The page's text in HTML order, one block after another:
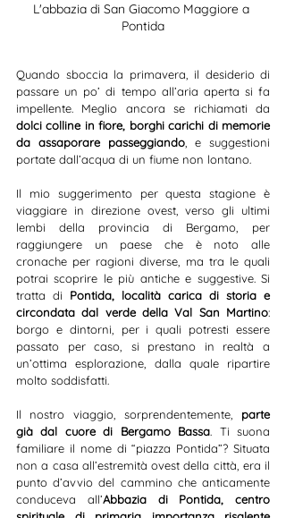
L'abbazia di San Giacomo Maggiore a
Pontida
Quando sboccia la primavera, il desiderio di
passare un po’ di tempo all’aria aperta si fa
dolci colline in fiore, borghi carichi di memorie
da assaporare passeggiando, e suggestioni
portate dall’acqua di un fiume non lontano.
Il mio suggerimento per questa stagione è
viaggiare in direzione ovest, verso gli ultimi
lembi della provincia di Bergamo, per
raggiungere un paese che è noto alle
cronache per ragioni diverse, ma tra le quali
potrai scoprire le più antiche e suggestive. Si
tratta di Pontida, località carica di storia e
circondata dal verde della Val San Martino:
borgo e dintorni, per i quali potresti essere
passato per caso, si prestano in realtà a
un’ottima esplorazione, dalla quale ripartire
molto soddisfatti.
Il nostro viaggio, sorprendentemente, parte
già dal cuore di Bergamo Bassa. Ti suona
familiare il nome di “piazza Pontida”? Situata
non a casa all’estremità ovest della città, era il
punto d’avvio del cammino che anticamente
conduceva all’Abbazia di Pontida, centro